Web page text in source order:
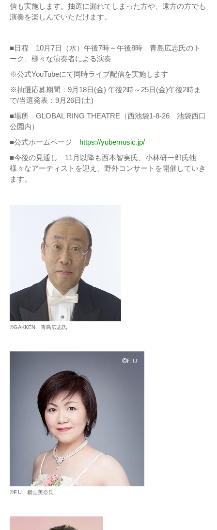
信も実施します。抽選に漏れてしまった方や、遠方の方でも
演奏を楽しんでいただけます。
■日程 10月7日（水）午後7時～午後8時 青島広志氏のト
ーク、様々な演奏者による演奏
※公式YouTubeにて同時ライブ配信を実施します
※抽選応募期間：9月18日(金) 午後2時～25日(金)午後2時ま
で/当選発表：9月26日(土)
■場所 GLOBAL RING THEATRE（西池袋1-8-26 池袋西口
公園内）
■公式ホームページ https://yubemusic.jp/
■今後の見通し 11月以降も西本智実氏、小林研一郎氏他
様々なアーティストを迎え、野外コンサートを開催していき
ます。
©GAKKEN 青島広志氏
©F.U 横山美奈氏